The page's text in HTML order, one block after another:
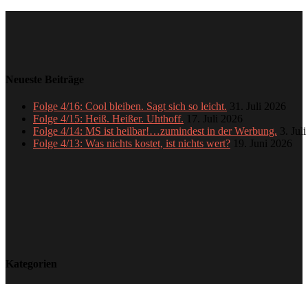
Neueste Beiträge
Folge 4/16: Cool bleiben. Sagt sich so leicht. 31. Juli 2026
Folge 4/15: Heiß. Heißer. Uhthoff. 17. Juli 2026
Folge 4/14: MS ist heilbar!…zumindest in der Werbung. 3.
Folge 4/13: Was nichts kostet, ist nichts wert? 19. Juni 2026
Kategorien